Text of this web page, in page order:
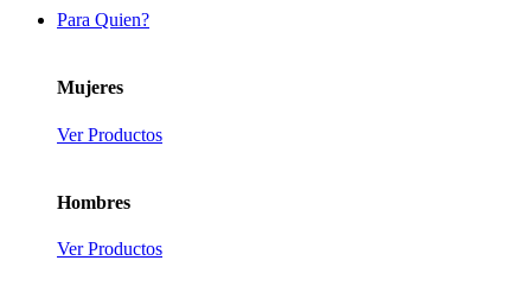
Para Quien?
Mujeres
Ver Productos
Hombres
Ver Productos